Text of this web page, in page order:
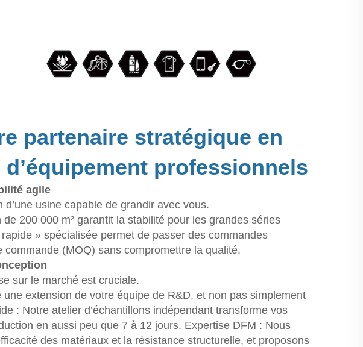
partenaire stratégique en
professionnels
agile
usine capable de grandir avec vous.
200 000 m² garantit la stabilité pour les grandes séries
» spécialisée permet de passer des commandes
(MOQ) sans compromettre la qualité.
sur le marché est cruciale.
une extension de votre équipe de R&D, et non pas simplement
: Notre atelier d’échantillons indépendant transforme vos
en aussi peu que 7 à 12 jours. Expertise DFM : Nous
des matériaux et la résistance structurelle, et proposons